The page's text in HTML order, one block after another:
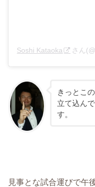
Soshi Kataoka さん
きっとこ
立て込ん
す。
見事とな試合運びで午